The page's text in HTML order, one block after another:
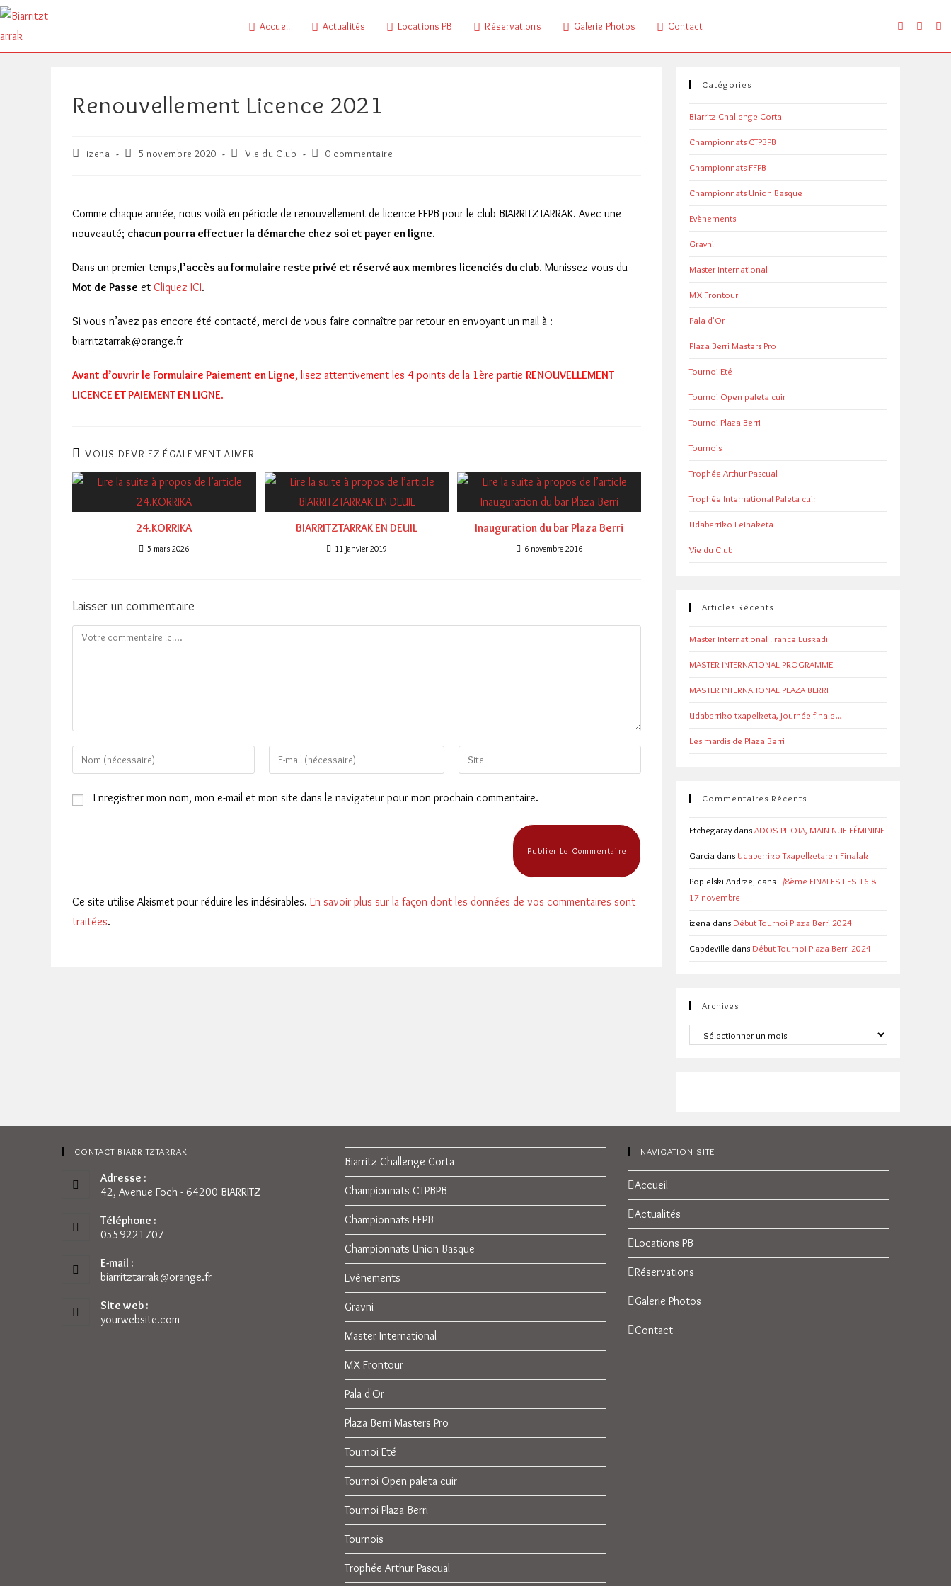
Skip
content
Accueil Actualités Locations PB Réservations Galerie Photos Contact
Renouvellement Licence 2021
Auteur/autrice
izena
Publication
5 novembre 2020
PostVie du Club
Commentaires
0 commentaire
Comme chaque année, nous voilà en période de renouvellement de licence FFPB pour le club BIARRITZTARRAK. Avec une
nouveauté; chacun pourra effectuer la démarche chez soi et payer en ligne.
Dans un premier temps,l’accès au formulaire reste privé et réservé aux membres licenciés du club. Munissez-vous du
Mot de Passe et Cliquez ICI.
Si vous n’avez pas encore été contacté, merci de vous faire connaître par retour en envoyant un mail à :
biarritztarrak@orange.fr
Avant d’ouvrir le Formulaire Paiement en Ligne, lisez attentivement les 4 points de la 1ère partie RENOUVELLEMENT
LICENCE ET PAIEMENT EN LIGNE.
VOUS DEVRIEZ ÉGALEMENT AIMER
24.KORRIKA
5 mars 2026
BIARRITZTARRAK EN DEUIL
11 janvier 2019
Inauguration du bar Plaza Berri
6 novembre 2016
Laisser un commentaire
Comment
Enter
your
or
Enter
your
Saisir
l’URL
Enregistrer mon nom, mon e-mail et mon site dans le navigateur pour mon prochain commentaire.
Ce site utilise Akismet pour réduire les indésirables. En savoir plus sur la façon dont les données de vos commentaires sont
traitées.
Catégories
Biarritz Challenge Corta
Championnats CTPBPB
Championnats FFPB
Championnats Union Basque
Evènements
Gravni
Master International
MX Frontour
Pala d'Or
Plaza Berri Masters Pro
Tournoi Eté
Tournoi Open paleta cuir
Tournoi Plaza Berri
Tournois
Trophée Arthur Pascual
Trophée International Paleta cuir
Udaberriko Leihaketa
Vie du Club
Articles Récents
Master International France Euskadi
MASTER INTERNATIONAL PROGRAMME
MASTER INTERNATIONAL PLAZA BERRI
Udaberriko txapelketa, journée finale…
Les mardis de Plaza Berri
Commentaires Récents
Etchegaray dansADOS PILOTA, MAIN NUE FÉMININE
Garcia dans Udaberriko Txapelketaren Finalak
Popielski Andrzej dans 1/8ème FINALES LES 16 &
17 novembre
izena dans Début Tournoi Plaza Berri 2024
Capdeville dans Début Tournoi Plaza Berri 2024
Archives
Archives
CONTACT BIARRITZTARRAK
Adresse :
42, Avenue Foch - 64200 BIARRITZ
Téléphone :
0559221707
E-mail :
biarritztarrak@orange.frS’ouvre
Site web :
yourwebsite.com
Biarritz Challenge Corta
Championnats CTPBPB
Championnats FFPB
Championnats Union Basque
Evènements
Gravni
Master International
MX Frontour
Pala d'Or
Plaza Berri Masters Pro
Tournoi Eté
Tournoi Open paleta cuir
Tournoi Plaza Berri
Tournois
Trophée Arthur Pascual
NAVIGATION SITE
Accueil
Actualités
Locations PB
Réservations
Galerie Photos
Contact